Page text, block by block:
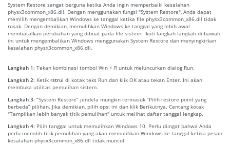
System Restore sangat berguna ketika Anda ingin memperbaiki kesalahan
physx3common_x86.dll. Dengan menggunakan fungsi "System Restore", Anda dapat
memilih mengembalikan Windows ke tanggal ketika file physx3common_x86.dll tidak
rusak. Dengan demikian, memulihkan Windows ke tanggal yang lebih awal
membatalkan perubahan yang dibuat pada file sistem. Ikuti langkah-langkah di bawah
ini untuk mengembalikan Windows menggunakan System Restore dan menyingkirkan
kesalahan physx3common_x86.dll.
Langkah 1: Tekan kombinasi tombol Win + R untuk meluncurkan dialog Run.
Langkah 2: Ketik rstrui di kotak teks Run dan klik OK atau tekan Enter. Ini akan
membuka utilitas pemulihan sistem.
Langkah 3: “System Restore” jendela mungkin termasuk “Pilih restore point yang
berbeda” pilihan. Jika demikian, pilih opsi ini dan klik Berikutnya. Centang kotak
"Tampilkan lebih banyak titik pemulihan" untuk melihat daftar tanggal lengkap.
Langkah 4: Pilih tanggal untuk memulihkan Windows 10. Perlu diingat bahwa Anda
perlu memilih titik pemulihan yang akan memulihkan Windows ke tanggal ketika pesan
kesalahan physx3common_x86.dll tidak muncul.